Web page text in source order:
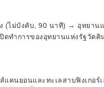
ไม่บังคับ, 90 นาที) → อุทยาน
ปิดทำการของอุทยานแห่งรัฐวั
คนยอนและทะเลสาบฟิงเกอร์